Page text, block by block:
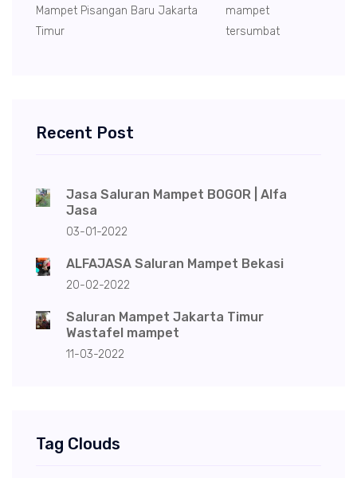
Mampet Pisangan Baru Jakarta
Timur
mampet
tersumbat
Recent Post
Jasa Saluran Mampet BOGOR | Alfa
Jasa
03-01-2022
ALFAJASA Saluran Mampet Bekasi
20-02-2022
Saluran Mampet Jakarta Timur
Wastafel mampet
11-03-2022
Tag Clouds